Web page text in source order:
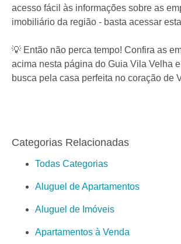
acesso fácil às informações sobre as
imobiliário da região - basta acessar
💡 Então não perca tempo! Confira as
acima nesta página do Guia Vila Velha
busca pela casa perfeita no coração de
Categorias Relacionadas
Todas Categorias
Aluguel de Apartamentos
Aluguel de Imóveis
Apartamentos à Venda